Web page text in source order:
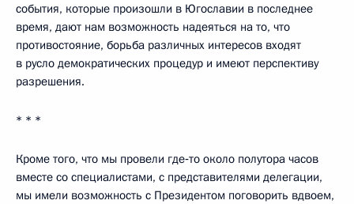
события, которые произошли в Югославии в последнее
время, дают нам возможность надеяться на то, что
противостояние, борьба различных интересов входят
в русло демократических процедур и имеют перспективу
разрешения.
* * *
Кроме того, что мы провели где‑то около полутора часов
вместе со специалистами, с представителями делегации,
мы имели возможность с Президентом поговорить вдвоем,